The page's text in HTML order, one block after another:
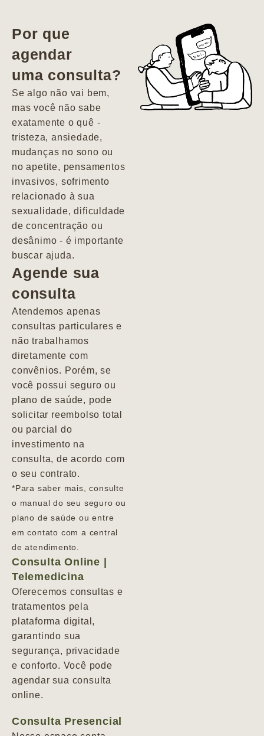
vida. Ela me
encontrou num
estado misto de
depressão e
agitação com
pensamentos
Por que
agendar
uma consulta?
Se algo não vai bem,
mas você não sabe
exatamente o quê -
tristeza, ansiedade,
mudanças no sono ou
no apetite, pensamentos
invasivos, sofrimento
relacionado à sua
sexualidade, dificuldade
de concentração ou
desânimo - é importante
buscar ajuda.
Agende sua
consulta
Atendemos apenas
consultas particulares e
não trabalhamos
diretamente com
convênios. Porém, se
você possui seguro ou
plano de saúde, pode
solicitar reembolso total
ou parcial do
investimento na
consulta, de acordo com
o seu contrato.
*Para saber mais, consulte
o manual do seu seguro ou
plano de saúde ou entre
em contato com a central
de atendimento.
Consulta Online |
Telemedicina
Oferecemos consultas e
tratamentos pela
plataforma digital,
garantindo sua
segurança, privacidade
e conforto. Você pode
agendar sua consulta
online.
Consulta Presencial